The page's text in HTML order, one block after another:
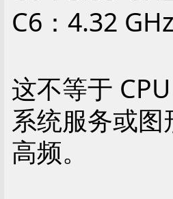
C6：4.32
这不等于
系统服务或
高频。